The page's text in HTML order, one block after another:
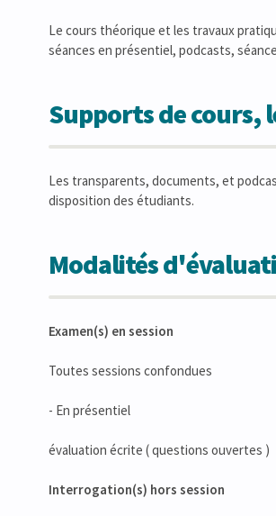
Le cours théorique et les travaux
séances en présentiel, podcasts,
Supports de cours,
Les transparents, documents, et
disposition des étudiants.
Modalités
Examen(s) en session
Toutes sessions confondues
- En présentiel
évaluation écrite ( questions ouvertes )
Interrogation(s) hors session